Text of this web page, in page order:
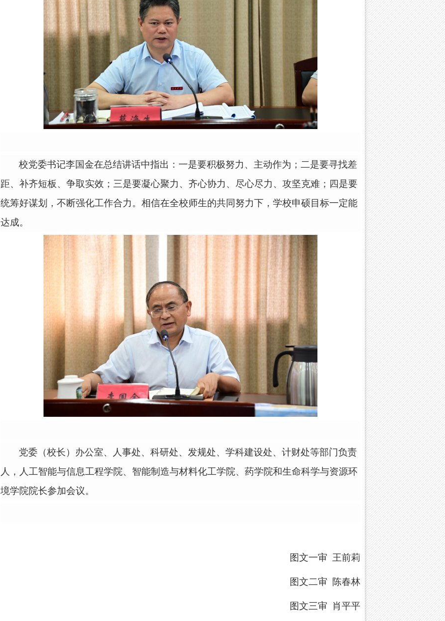
校党委书记李国金在总结讲话中指出：一是要积极努力、主动作为；二是要寻找差
距、补齐短板、争取实效；三是要凝心聚力、齐心协力、尽心尽力 、 攻坚克难；四是要
统筹好谋划，不断强化工作合力。相信在全校师生的共同努力下，学校申硕目标一定能
达成。
党委（校长）办公室、人事处、科研处、发规处、学科建设处、计财处等部门负责
人，人工智能与信息工程学院、智能制造与材料化工学院、药学院和生命科学与资源环
境学院院长参加会议。
图文一审 王前莉
图文二审 陈春林
图文三审 肖平平